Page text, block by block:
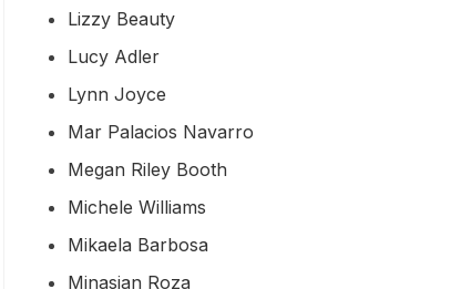
Lizzy Beauty
Lucy Adler
Lynn Joyce
Mar Palacios Navarro
Megan Riley Booth
Michele Williams
Mikaela Barbosa
Minasian Roza